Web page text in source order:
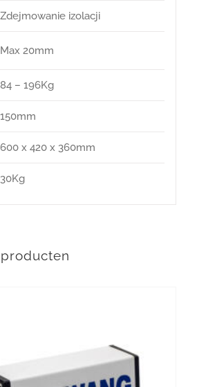
Zdejmowanie izolacji
Max 20mm
84 – 196Kg
150mm
600 x 420 x 360mm
30Kg